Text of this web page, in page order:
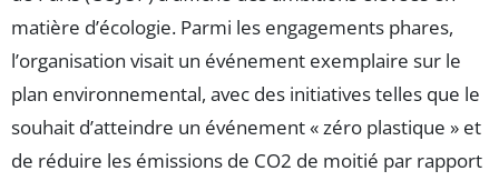
matière d’écologie. Parmi les engagements phares,
l’organisation visait un événement exemplaire sur le
plan environnemental, avec des initiatives telles que le
souhait d’atteindre un événement « zéro plastique » et
de réduire les émissions de CO2 de moitié par rapport